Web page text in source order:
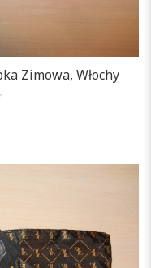
Zimowa, Włochy